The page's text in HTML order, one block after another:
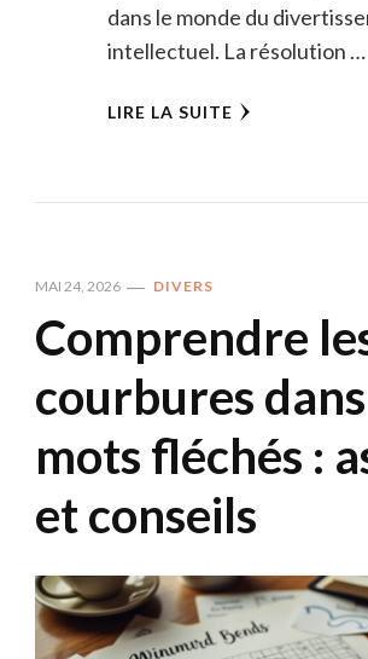
dans le monde du
intellectuel. La résolution …
LIRE LA SUITE
MAI 24, 2026 DIVERS
Comprendre
courbures
mots fléchés :
et conseils